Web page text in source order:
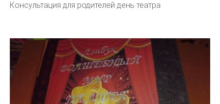
Консультация для родителей день театра